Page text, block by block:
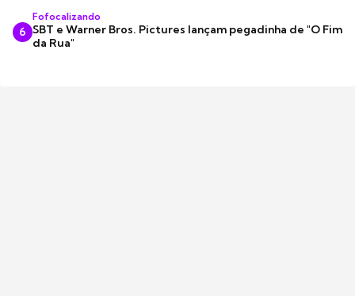
6
Fofocalizando
SBT e Warner Bros. Pictures lançam pegadinha de "O Fim
da Rua"